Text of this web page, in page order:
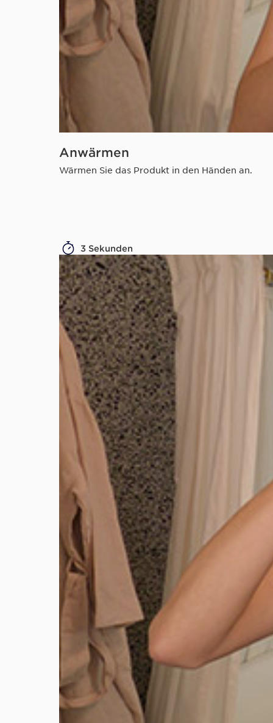
Anwärmen
Wärmen Sie das Produkt in den Händen an.
3 Sekunden